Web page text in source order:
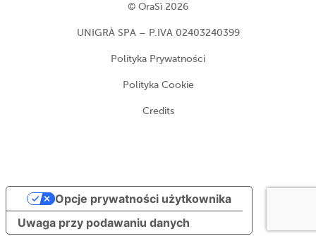
© OraSì 2026
UNIGRÀ SPA – P.IVA 02403240399
Polityka Prywatności
Polityka Cookie
Credits
Uwaga przy podawaniu danych
Opcje prywatności użytkownika